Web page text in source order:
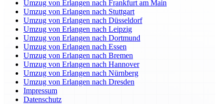
Umzug von Erlangen nach Frankfurt am Main
Umzug von Erlangen nach Stuttgart
Umzug von Erlangen nach Düsseldorf
Umzug von Erlangen nach Leipzig
Umzug von Erlangen nach Dortmund
Umzug von Erlangen nach Essen
Umzug von Erlangen nach Bremen
Umzug von Erlangen nach Hannover
Umzug von Erlangen nach Nürnberg
Umzug von Erlangen nach Dresden
Impressum
Datenschutz